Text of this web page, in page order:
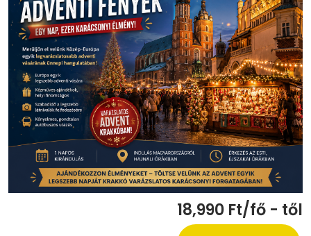
18,990 Ft/fő - től